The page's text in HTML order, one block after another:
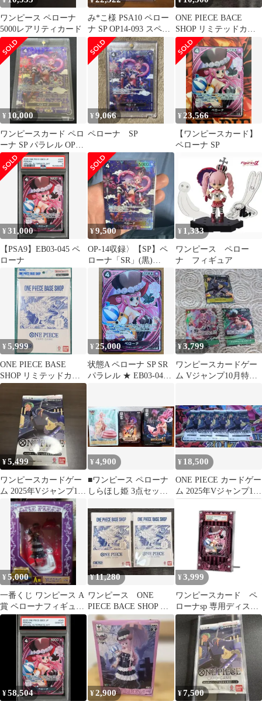
ワンピース ペローナ
5000レアリティカード
み*こ様 PSA10 ペロー
ナ SP OP14-093 スペシ
ャルカード ワンピ
ONE PIECE BACE
SHOP リミテッドカー
ド
¥ 10,000
ワンピースカード ペロ
ーナ SP パラレル OP06-
093
¥9,066
ペローナ SP
¥ 23,566
【ワンピースカード】
ペローナ SP
¥31,000
【PSA9】EB03-045 ペ
ローナ
¥9,500
OP-14収録〉【SP】ペ
ローナ「SR」(黒)
[OP06-093]
¥ 1,333
ワンピース ペロー
ナ フィギュア
¥5,999
ONE PIECE BASE
SHOP リミテッドカー
ドコレクション vol.1
¥ 25,000
状態A ペローナ SP SR
パラレル ★ EB03-045
¥3,799
ワンピースカードゲー
ム Vジャンプ10月特大
¥5,499
ワンピースカードゲー
ム 2025年Vジャンプ10
月特大号SPパック
¥4,900
■ワンピース ペローナ
しらほし姫 3点セット
¥ 18,500
ONE PIECE カードゲー
ム 2025年Vジャンプ10
¥5,000
一番くじ ワンピース A
賞 ペローナフィギュア
スペシャルver.
¥11,280
ワンピース ONE
PIECE BACE SHOP リ
ミテッドカード
¥ 3,999
ワンピースカード ペ
ローナsp 専用ディスプ
レイフレーム
¥58,504 ¥2,900 ¥7,500